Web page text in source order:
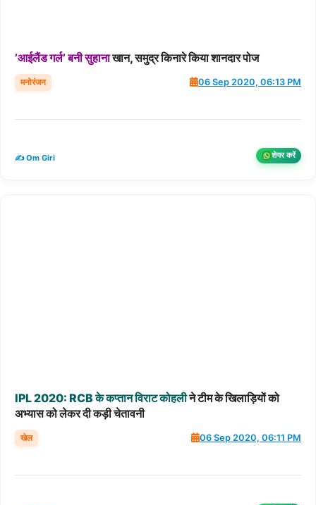
’आईलैंडगर्ल’बनीसुहानाखान, समुद्र किनारे किया शानदार पोज
मनोरंजन 06 Sep 2020, 06:13 PM
✍️ Om Giri शेयर करें
IPL2020: RCB केकप्तानविराटकोहलीने टीम के खिलाड़ियों को
अभ्यास को लेकर दी कड़ी चेतावनी
खेल 06 Sep 2020, 06:11 PM